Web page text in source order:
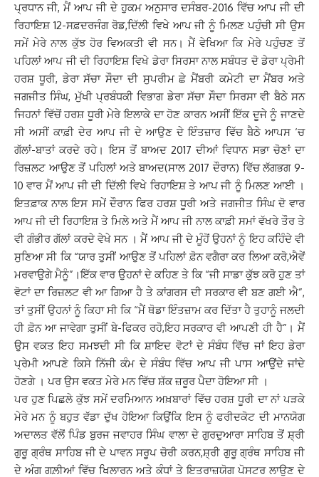
ਪ੍ਰਧਾਨ ਜੀ, ਮੈਂ ਆਪ ਜੀ ਦੇ ਹੁਕਮ ਅਨੁਸਾਰ ਦਸੰਬਰ-2016 ਵਿੱਚ ਆਪ ਜੀ ਦੀ
ਰਿਹਾਇਸ਼ 12-ਸਫ਼ਦਰਜੰਗ ਰੋਡ,ਦਿੱਲੀ ਵਿਖੇ ਆਪ ਜੀ ਨੂੰ ਮਿਲਣ ਪਹੁੰਚੀ ਸੀ ਉਸ
ਸਮੇਂ ਮੇਰੇ ਨਾਲ ਕੁੱਝ ਹੋਰ ਵਿਅਕਤੀ ਵੀ ਸਨ। ਮੈਂ ਵੇਖਿਆ ਕਿ ਮੇਰੇ ਪਹੁੰਚਣ ਤੋਂ
ਪਹਿਲਾਂ ਆਪ ਜੀ ਦੀ ਰਿਹਾਇਸ਼ ਵਿਖੇ ਡੇਰਾ ਸਿਰਸਾ ਨਾਲ ਸਬੰਧਤ ਦੋ ਡੇਰਾ ਪ੍ਰੇਮੀ
ਹਰਸ਼ ਧੂਰੀ, ਡੇਰਾ ਸੱਚਾ ਸੌਦਾ ਦੀ ਸੁਪਰੀਮ ਛੇ ਮੈਂਬਰੀ ਕਮੇਟੀ ਦਾ ਮੈਂਬਰ ਅਤੇ
ਜਗਜੀਤ ਸਿੰਘ, ਮੁੱਖੀ ਪ੍ਰਬੰਧਕੀ ਵਿਭਾਗ ਡੇਰਾ ਸੱਚਾ ਸੌਦਾ ਸਿਰਸਾ ਵੀ ਬੈਠੇ ਸਨ
ਜਿਹਨਾਂ ਵਿੱਚੋਂ ਹਰਸ਼ ਧੂਰੀ ਮੇਰੇ ਇਲਾਕੇ ਦਾ ਹੋਣ ਕਾਰਨ ਅਸੀਂ ਇੱਕ ਦੂਜੇ ਨੂੰ ਜਾਣਦੇ
ਸੀ ਅਸੀਂ ਕਾਫ਼ੀ ਦੇਰ ਆਪ ਜੀ ਦੇ ਆਉਣ ਦੇ ਇੰਤਜ਼ਾਰ ਵਿੱਚ ਬੈਠੇ ਆਪਸ ‘ਚ
ਗੱਲਾਂ-ਬਾਤਾਂ ਕਰਦੇ ਰਹੇ। ਇਸ ਤੋਂ ਬਾਅਦ 2017 ਦੀਆਂ ਵਿਧਾਨ ਸਭਾ ਚੋਣਾਂ ਦਾ
ਰਿਜ਼ਲਟ ਆਉਣ ਤੋਂ ਪਹਿਲਾਂ ਅਤੇ ਬਾਅਦ(ਸਾਲ 2017 ਦੌਰਾਨ) ਵਿੱਚ ਲੱਗਭਗ 9-
10 ਵਾਰ ਮੈਂ ਆਪ ਜੀ ਦੀ ਦਿੱਲੀ ਵਿਖੇ ਰਿਹਾਇਸ਼ ਤੇ ਆਪ ਜੀ ਨੂੰ ਮਿਲਣ ਆਈ ।
ਇਤਫ਼ਾਕ ਨਾਲ ਇਸ ਸਮੇਂ ਦੌਰਾਨ ਫਿਰ ਹਰਸ਼ ਧੂਰੀ ਅਤੇ ਜਗਜੀਤ ਸਿੰਘ ਦੋ ਵਾਰ
ਆਪ ਜੀ ਦੀ ਰਿਹਾਇਸ਼ ਤੇ ਮਿਲੇ ਅਤੇ ਮੈਂ ਆਪ ਜੀ ਨਾਲ ਕਾਫ਼ੀ ਸਮਾਂ ਵੱਖਰੇ ਤੌਰ ਤੇ
ਵੀ ਗੰਭੀਰ ਗੱਲਾਂ ਕਰਦੇ ਵੇਖੇ ਸਨ । ਮੈਂ ਆਪ ਜੀ ਦੇ ਮੂੰਹੋਂ ਉਹਨਾਂ ਨੂੰ ਇਹ ਕਹਿੰਦੇ ਵੀ
ਸੁਣਿਆ ਸੀ ਕਿ “ਯਾਰ ਤੁਸੀਂ ਆਉਣ ਤੋਂ ਪਹਿਲਾਂ ਫ਼ੋਨ ਵਗੈਰਾ ਕਰ ਲਿਆ ਕਰੋ,ਐਵੇਂ
ਮਰਵਾਉਗੇ ਮੈਨੂੰ”।ਇੱਕ ਵਾਰ ਉਹਨਾਂ ਦੇ ਕਹਿਣ ਤੇ ਕਿ “ਜੀ ਸਾਡਾ ਕੁੱਝ ਕਰੋ ਹੁਣ ਤਾਂ
ਵੋਟਾਂ ਦਾ ਰਿਜ਼ਲਟ ਵੀ ਆ ਗਿਆ ਹੈ ਤੇ ਕਾਂਗਰਸ ਦੀ ਸਰਕਾਰ ਵੀ ਬਣ ਗਈ ਐ”,
ਤਾਂ ਤੁਸੀਂ ਉਹਨਾਂ ਨੂੰ ਕਿਹਾ ਸੀ ਕਿ “ਮੈਂ ਥੋਡਾ ਇੰਤਜ਼ਾਮ ਕਰ ਦਿੱਤਾ ਹੈ ਤੁਹਾਨੂੰ ਜਲਦੀ
ਹੀ ਫ਼ੋਨ ਆ ਜਾਵੇਗਾ ਤੁਸੀਂ ਬੇ-ਫਿਕਰ ਰਹੋ,ਇਹ ਸਰਕਾਰ ਵੀ ਆਪਣੀ ਹੀ ਹੈ”। ਮੈਂ
ਉਸ ਵਕਤ ਇਹ ਸਮਝਦੀ ਸੀ ਕਿ ਸ਼ਾਇਦ ਵੋਟਾਂ ਦੇ ਸੰਬੰਧ ਵਿੱਚ ਜਾਂ ਇਹ ਡੇਰਾ
ਪ੍ਰੇਮੀ ਆਪਣੇ ਕਿਸੇ ਨਿੱਜੀ ਕੰਮ ਦੇ ਸੰਬੰਧ ਵਿੱਚ ਆਪ ਜੀ ਪਾਸ ਆਉਂਦੇ ਜਾਂਦੇ
ਹੋਣਗੇ । ਪਰ ਉਸ ਵਕਤ ਮੇਰੇ ਮਨ ਵਿੱਚ ਸ਼ੱਕ ਜ਼ਰੂਰ ਪੈਦਾ ਹੋਇਆ ਸੀ ।
ਪਰ ਹੁਣ ਪਿਛਲੇ ਕੁੱਝ ਸਮੇਂ ਦਰਮਿਆਨ ਅਖ਼ਬਾਰਾਂ ਵਿੱਚ ਹਰਸ਼ ਧੂਰੀ ਦਾ ਨਾਂ ਪੜਕੇ
ਮੇਰੇ ਮਨ ਨੂੰ ਬਹੁਤ ਵੱਡਾ ਦੁੱਖ ਹੋਇਆ ਕਿਉਂਕਿ ਇਸ ਨੂੰ ਫਰੀਦਕੋਟ ਦੀ ਮਾਨਯੋਗ
ਅਦਾਲਤ ਵੱਲੋਂ ਪਿੰਡ ਬੁਰਜ ਜਵਾਹਰ ਸਿੰਘ ਵਾਲਾ ਦੇ ਗੁਰਦੁਆਰਾ ਸਾਹਿਬ ਤੋਂ ਸ਼੍ਰੀ
ਗੁਰੂ ਗ੍ਰੰਥ ਸਾਹਿਬ ਜੀ ਦੇ ਪਾਵਨ ਸਰੂਪ ਚੋਰੀ ਕਰਨ,ਸ਼੍ਰੀ ਗੁਰੂ ਗ੍ਰੰਥ ਸਾਹਿਬ ਜੀ
ਦੇ ਅੰਗ ਗਲ਼ੀਆਂ ਵਿੱਚ ਖਿਲਾਰਨ ਅਤੇ ਕੰਧਾਂ ਤੇ ਇਤਰਾਜ਼ਯੋਗ ਪੋਸਟਰ ਲਾਉਣ ਦੇ